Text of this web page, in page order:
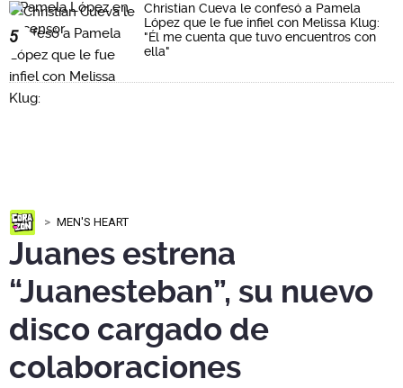
5
Christian Cueva le confesó a Pamela
López que le fue infiel con Melissa Klug:
"Él me cuenta que tuvo encuentros con
ella"
MEN'S HEART
Juanes estrena
“Juanesteban”, su nuevo
disco cargado de
colaboraciones